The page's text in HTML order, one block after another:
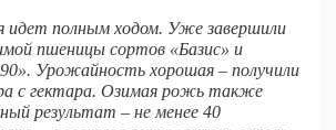
идет полным ходом. Уже завершили
пшеницы сортов «Базис» и
Урожайность хорошая – получили
с гектара. Озимая рожь также
результат – не менее 40